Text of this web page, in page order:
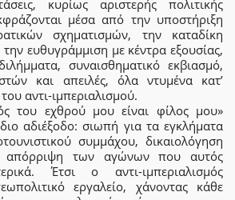
κυρίως αριστερής πολιτικής
μέσα από την υποστήριξη
σχηματισμών, την καταδίκη
ευθυγράμμιση με κέντρα εξουσίας,
συναισθηματικό εκβιασμό,
και απειλές, όλα ντυμένα κατ’
αντι-ιμπεριαλισμού.
του εχθρού μου είναι φίλος μου»
αδιέξοδο: σιωπή για τα εγκλήματα
συμμάχου, δικαιολόγηση
απόρριψη των αγώνων που αυτός
Έτσι ο αντι-ιμπεριαλισμός
εργαλείο, χάνοντας κάθε